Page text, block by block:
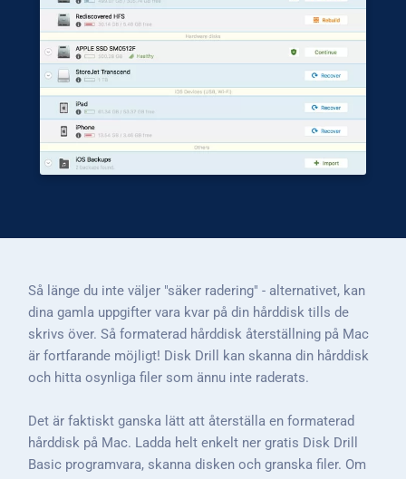
Så länge du inte väljer "säker radering" - alternativet, kan
dina gamla uppgifter vara kvar på din hårddisk tills de
skrivs över. Så formaterad hårddisk återställning på Mac
är fortfarande möjligt! Disk Drill kan skanna din hårddisk
och hitta osynliga filer som ännu inte raderats.
Det är faktiskt ganska lätt att återställa en formaterad
hårddisk på Mac. Ladda helt enkelt ner gratis Disk Drill
Basic programvara, skanna disken och granska filer. Om